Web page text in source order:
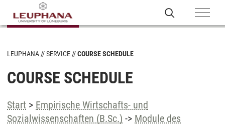
LEUPHANA SERVICE COURSE SCHEDULE
COURSE SCHEDULE
Start > Empirische Wirtschafts- und
Sozialwissenschaften (B.Sc.) -> Module des